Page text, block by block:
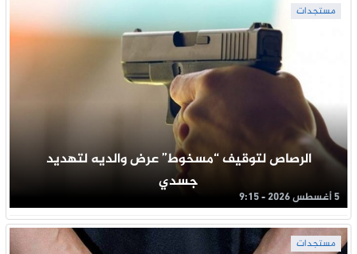
مستجدات
الرصاص لتوقيف “مسخوط” عرض والديه لتهديد
جسدي
5 أغسطس 2026 - 9:15
مستجدات